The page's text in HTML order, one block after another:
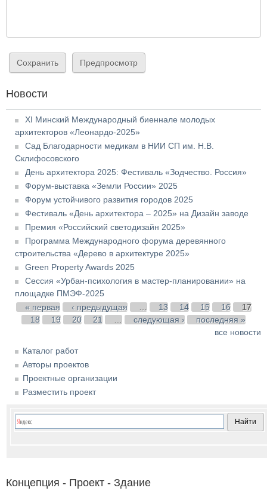
Новости
XI Минский Международный биеннале молодых
архитекторов «Леонардо-2025»
Сад Благодарности медикам в НИИ СП им. Н.В.
Склифосовского
День архитектора 2025: Фестиваль «Зодчество. Россия»
Форум-выставка «Земли России» 2025
Форум устойчивого развития городов 2025
Фестиваль «День архитектора – 2025» на Дизайн заводе
Премия «Российский светодизайн 2025»
Программа Международного форума деревянного
строительства «Дерево в архитектуре 2025»
Green Property Awards 2025
Сессия «Урбан-психология в мастер-планировании» на
площадке ПМЭФ-2025
Страницы
« первая ‹ предыдущая 13 14 15 16
17
18
19 20 21 следующая ›
последняя »
все новости
Каталог работ
Авторы проектов
Проектные организации
Разместить проект
Концепция - Проект - Здание